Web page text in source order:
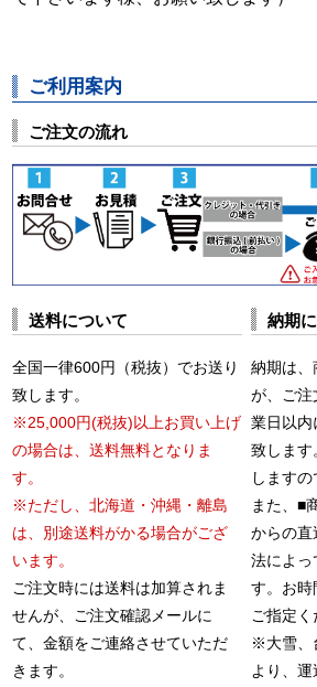
ご利用案内
ご注文の流れ
送料について
全国一律600円（税抜）でお送り
致します。
※25,000円(税抜)以上お買い上げ
の場合は、送料無料となりま
す。
※ただし、北海道・沖縄・離島
は、別途送料がかる場合がござ
います。
ご注文時には送料は加算されま
せんが、ご注文確認メールに
て、金額をご連絡させていただ
きます。
納期
納期は、
が、ご注
業日以内
致します
しますの
また、■
からの直
法によっ
す。お時
ご指定く
※大雪、
より、